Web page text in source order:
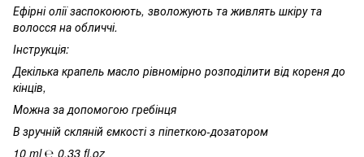
Ефірні олії заспокоюють, зволожують та живлять шкіру та
волосся на обличчі.
Інструкція:
Декілька крапель масло рівномірно розподілити від кореня до
кінців,
Можна за допомогою гребінця
В зручній скляній ємкості з піпеткою-дозатором
10 ml ℮ 0.33 fl.oz